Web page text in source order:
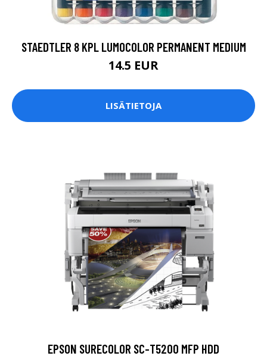
STAEDTLER 8 KPL LUMOCOLOR PERMANENT MEDIUM
14.5 EUR
LISÄTIETOJA
EPSON SURECOLOR SC-T5200 MFP HDD